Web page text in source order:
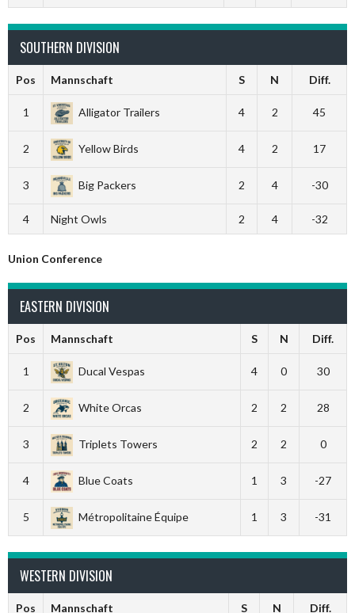
SOUTHERN DIVISION
Pos Mannschaft S N Diff.
1 Alligator Trailers 4 2 45
2 Yellow Birds 4 2 17
3 Big Packers 2 4 -30
4 Night Owls 2 4 -32
Union Conference
EASTERN DIVISION
Pos Mannschaft S N Diff.
1 Ducal Vespas 4 0 30
2 White Orcas 2 2 28
3 Triplets Towers 2 2 0
4 Blue Coats 1 3 -27
5 Métropolitaine Équipe 1 3 -31
WESTERN DIVISION
Pos Mannschaft S N Diff.